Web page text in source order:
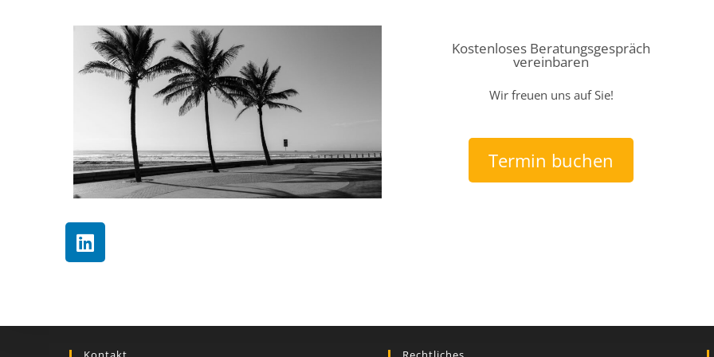
Kostenloses Beratungsgespräch
vereinbaren
Wir freuen uns auf Sie!
Termin buchen